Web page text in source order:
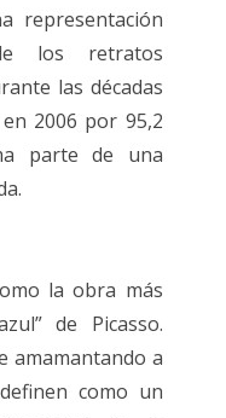
representación
los retratos
las décadas
2006 por 95,2
parte de una
la obra más
de Picasso.
amamantando a
como un